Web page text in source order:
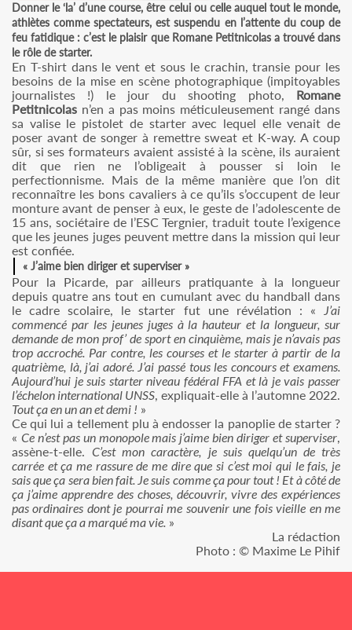
Donner le ‘la’ d’une course, être celui ou celle auquel tout le monde,
athlètes comme spectateurs, est suspendu en l’attente du coup de
feu fatidique : c’est le plaisir que Romane Petitnicolas a trouvé dans
le rôle de starter.
En T-shirt dans le vent et sous le crachin, transie pour les
besoins de la mise en scène photographique (impitoyables
journalistes !) le jour du shooting photo, Romane
Petitnicolas n’en a pas moins méticuleusement rangé dans
sa valise le pistolet de starter avec lequel elle venait de
poser avant de songer à remettre sweat et K-way. A coup
sûr, si ses formateurs avaient assisté à la scène, ils auraient
dit que rien ne l’obligeait à pousser si loin le
perfectionnisme. Mais de la même manière que l’on dit
reconnaître les bons cavaliers à ce qu’ils s’occupent de leur
monture avant de penser à eux, le geste de l’adolescente de
15 ans, sociétaire de l’ESC Tergnier, traduit toute l’exigence
que les jeunes juges peuvent mettre dans la mission qui leur
est confiée.
« J’aime bien diriger et superviser »
Pour la Picarde, par ailleurs pratiquante à la longueur
depuis quatre ans tout en cumulant avec du handball dans
le cadre scolaire, le starter fut une révélation : «
J’ai
commencé par les jeunes juges à la hauteur et la longueur, sur
demande de mon prof’ de sport en cinquième, mais je n’avais pas
trop accroché. Par contre, les courses et le starter à partir de la
quatrième, là, j’ai adoré. J’ai passé tous les concours et examens.
Aujourd’hui je suis starter niveau fédéral FFA et là je vais passer
l’échelon international UNSS, expliquait-elle à l’automne 2022.
Tout ça en un an et demi ! »
Ce qui lui a tellement plu à endosser la panoplie de starter ?
« Ce n’est pas un monopole mais j’aime bien diriger et superviser,
assène-t-elle.C’est mon caractère, je suis quelqu’un de très
carrée et ça me rassure de me dire que si c’est moi qui le fais, je
sais que ça sera bien fait. Je suis comme ça pour tout ! Et à côté de
ça j’aime apprendre des choses, découvrir, vivre des expériences
pas ordinaires dont je pourrai me souvenir une fois vieille en me
disant que ça a marqué ma vie. »
La rédaction
Photo : © Maxime Le Pihif